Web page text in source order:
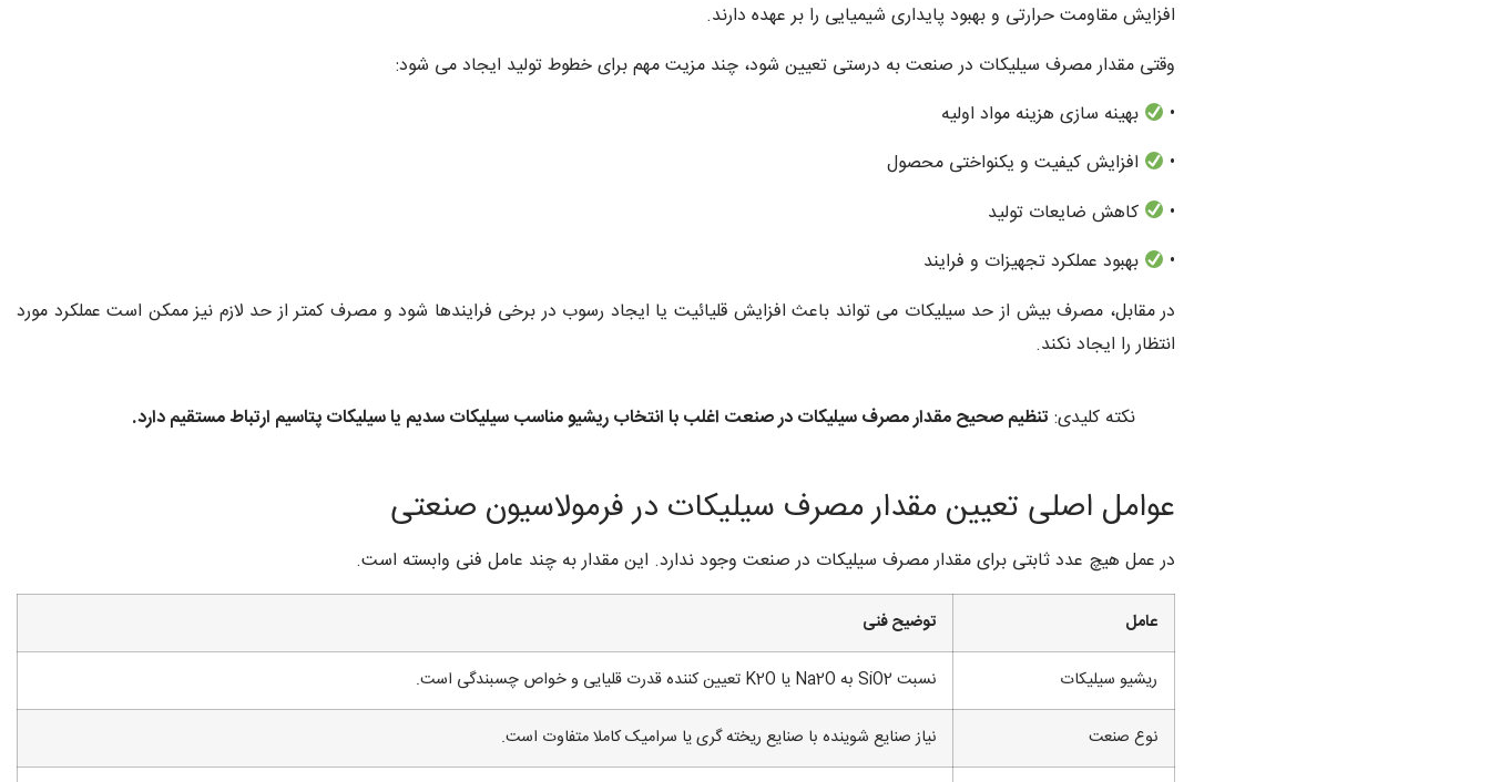
افزایش مقاومت حرارتی و بهبود پایداری شیمیایی را بر عهده دارند.
وقتی مقدار مصرف سیلیکات در صنعت به درستی تعیین شود، چند مزیت مهم برای خطوط تولید ایجاد می شود:
•
بهینه سازی هزینه مواد اولیه
•
افزایش کیفیت و یکنواختی محصول
•
کاهش ضایعات تولید
•
بهبود عملکرد تجهیزات و فرایند
در مقابل، مصرف بیش از حد سیلیکات می تواند باعث افزایش قلیائیت یا ایجاد رسوب در برخی فرایندها شود و مصرف کمتر از حد لازم نیز ممکن است عملکرد مورد
انتظار را ایجاد نکند.
نکته کلیدی: تنظیم صحیح مقدار مصرف سیلیکات در صنعت اغلب با انتخاب ریشیو مناسب سیلیکات سدیم یا سیلیکات پتاسیم ارتباط مستقیم دارد.
عوامل اصلی تعیین مقدار مصرف سیلیکات در فرمولاسیون صنعتی
در عمل هیچ عدد ثابتی برای مقدار مصرف سیلیکات در صنعت وجود ندارد. این مقدار به چند عامل فنی وابسته است.
عامل توضیح فنی
ریشیو سیلیکات نسبت SiO2 به Na2O یا K2O تعیین کننده قدرت قلیایی و خواص چسبندگی است.
نوع صنعت نیاز صنایع شوینده با صنایع ریخته گری یا سرامیک کاملا متفاوت است.